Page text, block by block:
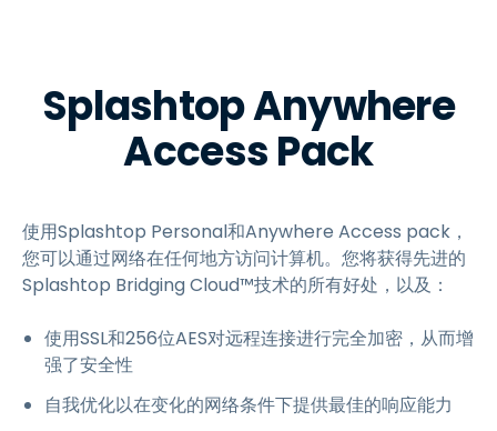
Splashtop Anywhere
Access Pack
使用Splashtop Personal和Anywhere Access pack，
您可以通过网络在任何地方访问计算机。您将获得先进的
Splashtop Bridging Cloud™技术的所有好处，以及：
使用SSL和256位AES对远程连接进行完全加密，从而增
强了安全性
自我优化以在变化的网络条件下提供最佳的响应能力